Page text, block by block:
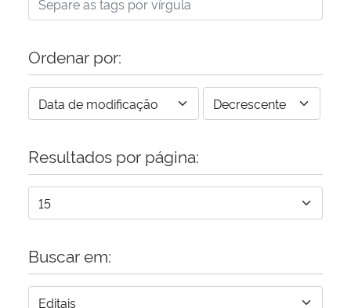
Ordenar por:
Resultados por página:
Buscar em: